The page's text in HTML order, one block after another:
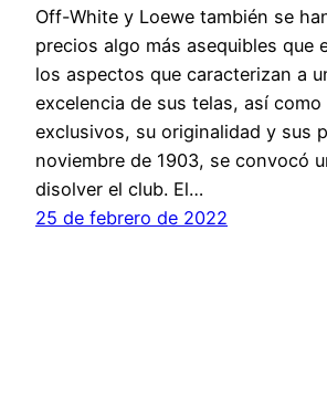
Off-White y Loewe también se
precios algo más asequibles que
los aspectos que caracterizan a
excelencia de sus telas, así
exclusivos, su originalidad y sus
noviembre de 1903, se convocó
disolver el club. El…
25 de febrero de 2022